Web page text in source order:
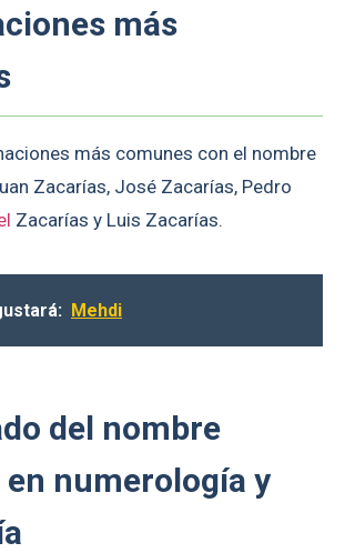
más
más comunes con el nombre
Zacarías, José Zacarías, Pedro
Zacarías y Luis Zacarías.
Mehdi
del nombre
en numerología y